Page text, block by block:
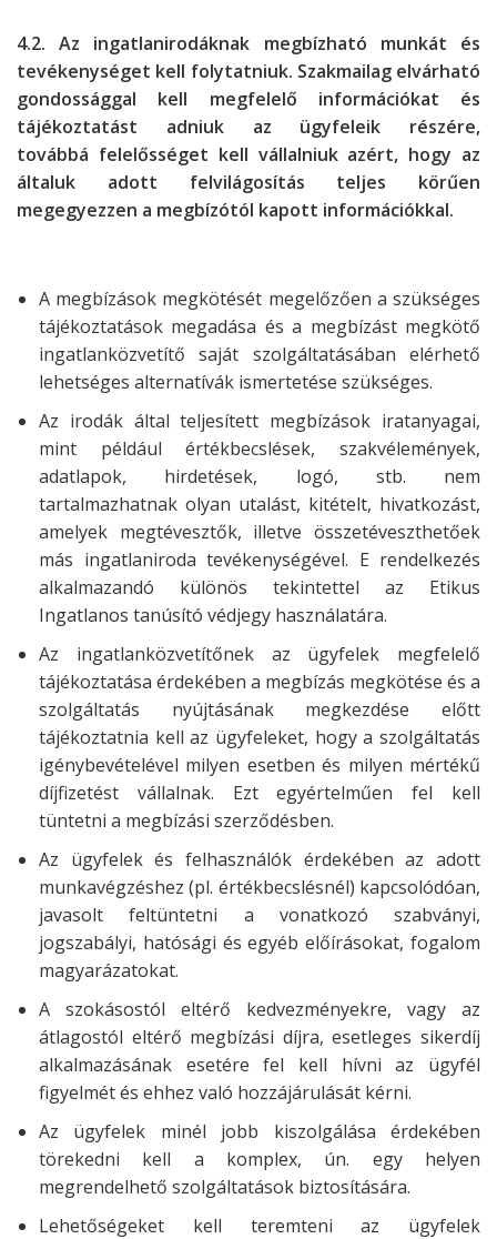
4.2. Az ingatlanirodáknak megbízható munkát és
tevékenységet kell folytatniuk. Szakmailag elvárható
gondossággal kell megfelelő információkat és
tájékoztatást adniuk az ügyfeleik részére,
továbbá felelősséget kell vállalniuk azért, hogy az
általuk adott felvilágosítás teljes körűen
megegyezzen a megbízótól kapott információkkal.
A megbízások megkötését megelőzően a szükséges
tájékoztatások megadása és a megbízást megkötő
ingatlanközvetítő saját szolgáltatásában elérhető
lehetséges alternatívák ismertetése szükséges.
Az irodák által teljesített megbízások iratanyagai,
mint például értékbecslések, szakvélemények,
adatlapok, hirdetések, logó, stb. nem
tartalmazhatnak olyan utalást, kitételt, hivatkozást,
amelyek megtévesztők, illetve összetéveszthetőek
más ingatlaniroda tevékenységével. E rendelkezés
alkalmazandó különös tekintettel az Etikus
Ingatlanos tanúsító védjegy használatára.
Az ingatlanközvetítőnek az ügyfelek megfelelő
tájékoztatása érdekében a megbízás megkötése és a
szolgáltatás nyújtásának megkezdése előtt
tájékoztatnia kell az ügyfeleket, hogy a szolgáltatás
igénybevételével milyen esetben és milyen mértékű
díjfizetést vállalnak. Ezt egyértelműen fel kell
tüntetni a megbízási szerződésben.
Az ügyfelek és felhasználók érdekében az adott
munkavégzéshez (pl. értékbecslésnél) kapcsolódóan,
javasolt feltüntetni a vonatkozó szabványi,
jogszabályi, hatósági és egyéb előírásokat, fogalom
magyarázatokat.
A szokásostól eltérő kedvezményekre, vagy az
átlagostól eltérő megbízási díjra, esetleges sikerdíj
alkalmazásának esetére fel kell hívni az ügyfél
figyelmét és ehhez való hozzájárulását kérni.
Az ügyfelek minél jobb kiszolgálása érdekében
törekedni kell a komplex, ún. egy helyen
megrendelhető szolgáltatások biztosítására.
Lehetőségeket kell teremteni az ügyfelek